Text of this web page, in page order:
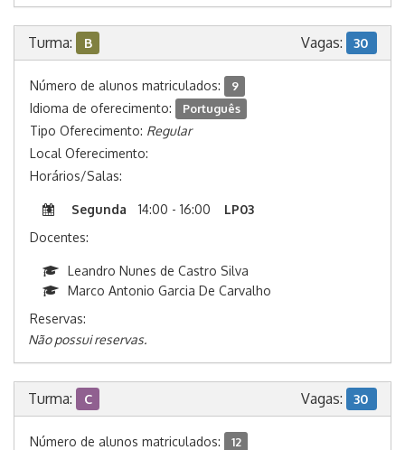
Turma: B Vagas: 30
Número de alunos matriculados: 9
Idioma de oferecimento: Português
Tipo Oferecimento: Regular
Local Oferecimento:
Horários/Salas:
Segunda 14:00 - 16:00
LP03
Docentes:
Leandro Nunes de Castro Silva
Marco Antonio Garcia De Carvalho
Reservas:
Não possui reservas.
Turma: C Vagas: 30
Número de alunos matriculados: 12